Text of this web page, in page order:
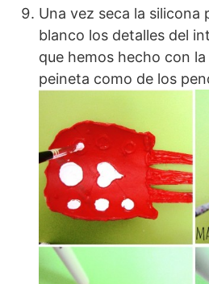
Una vez seca la silicona
blanco los detalles del
que hemos hecho con
peineta como de los